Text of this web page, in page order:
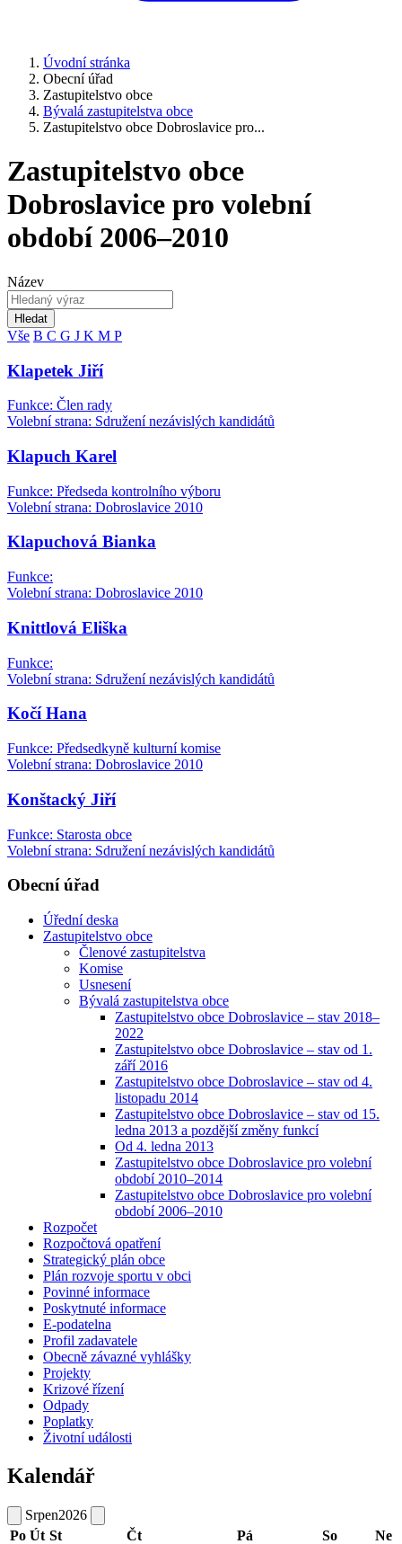
Úvodní stránka
Obecní úřad
Zastupitelstvo obce
Bývalá zastupitelstva obce
Zastupitelstvo obce Dobroslavice pro...
Zastupitelstvo obce
Dobroslavice pro volební
období 2006–2010
Název
Hledat
Vše B C G J K M P
Klapetek Jiří
Funkce: Člen rady
Volební strana: Sdružení nezávislých kandidátů
Klapuch Karel
Funkce: Předseda kontrolního výboru
Volební strana: Dobroslavice 2010
Klapuchová Bianka
Funkce:
Volební strana: Dobroslavice 2010
Knittlová Eliška
Funkce:
Volební strana: Sdružení nezávislých kandidátů
Kočí Hana
Funkce: Předsedkyně kulturní komise
Volební strana: Dobroslavice 2010
Konštacký Jiří
Funkce: Starosta obce
Volební strana: Sdružení nezávislých kandidátů
Obecní úřad
Úřední deska
Zastupitelstvo obce
Členové zastupitelstva
Komise
Usnesení
Bývalá zastupitelstva obce
Zastupitelstvo obce Dobroslavice – stav 2018–
2022
Zastupitelstvo obce Dobroslavice – stav od 1.
září 2016
Zastupitelstvo obce Dobroslavice – stav od 4.
listopadu 2014
Zastupitelstvo obce Dobroslavice – stav od 15.
ledna 2013 a pozdější změny funkcí
Od 4. ledna 2013
Zastupitelstvo obce Dobroslavice pro volební
období 2010–2014
Zastupitelstvo obce Dobroslavice pro volební
období 2006–2010
Rozpočet
Rozpočtová opatření
Strategický plán obce
Plán rozvoje sportu v obci
Povinné informace
Poskytnuté informace
E-podatelna
Profil zadavatele
Obecně závazné vyhlášky
Projekty
Krizové řízení
Odpady
Poplatky
Životní události
Kalendář
Srpen2026
Po Út St Čt Pá So
Ne